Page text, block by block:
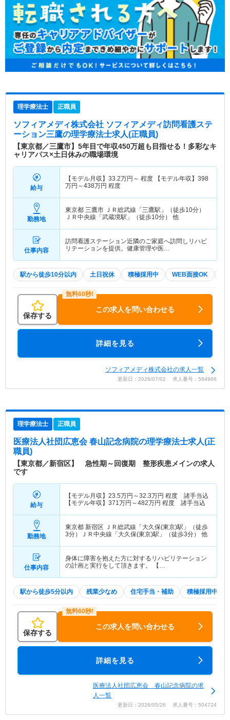
理学療法士 正職員
ソフィアメディ株式会社 ソフィアメディ訪問看護ステ
ーション三鷹の理学療法士求人(正職員)
【東京都／三鷹市】5年目で年収450万超も目指せる！多彩なキ
ャリアパス×土日休みの職場環境
給与
【モデル月収】 33.2万円～ 程度 【モデル年収】 398
万円～438万円 程度
勤務地
東京都 三鷹市 ＪＲ総武線「三鷹駅」（徒歩10分）
ＪＲ中央線「武蔵境駅」（徒歩10分） 他
仕事内容
訪問看護ステーション近隣のご家庭へ訪問しリハビ
リテーションを提供。健康管理や医…
駅から徒歩10分以内 土日祝休 積極採用中 WEB面接OK
保存する
この求人を問い合わせる
詳細を見る
ソフィアメディ株式会社の求人一覧
更新日：2026/07/02 求人番号：584966
理学療法士 正職員
医療法人社団広恵会 春山記念病院の理学療法士求人(正
職員)
【東京都／新宿区】 急性期～回復期 整形疾患メインの求人
です
給与
【モデル月収】 23.5万円～32.3万円 程度 諸手当込
【モデル年収】 371万円～482万円 程度 諸手当込
勤務地
東京都 新宿区 ＪＲ総武線「大久保(東京)駅」（徒歩
3分）ＪＲ中央線「大久保(東京)駅」（徒歩3分） 他
仕事内容
身体に障害を抱えた方に対するリハビリテーション
の計画と実行をして頂きます。 【…
駅から徒歩5分以内 残業少なめ 住宅手当・補助 積極採用中
保存する
この求人を問い合わせる
詳細を見る
医療法人社団広恵会 春山記念病院の求
人一覧
更新日：2026/05/26 求人番号：504724